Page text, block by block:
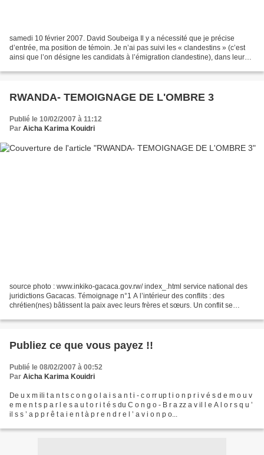
samedi 10 février 2007. David Soubeiga Il y a nécessité que je précise
d’entrée, ma position de témoin. Je n’ai pas suivi les « clandestins » (c’est
ainsi que l’on désigne les candidats à l’émigration clandestine), dans leur
RWANDA- TEMOIGNAGE DE L'OMBRE 3
Publié le 10/02/2007 à 11:12
Par Aicha Karima Kouidri
source photo : www.inkiko-gacaca.gov.rw/ index_.html service national des
juridictions Gacacas. Témoignage n°1 A l’intérieur des conflits : des
chrétien(nes) bâtissent la paix avec leurs frères et sœurs. Un conflit se
Publiez ce que vous payez !!
Publié le 08/02/2007 à 00:52
Par Aicha Karima Kouidri
De u x m ili t a n t s c o n g o l a i s a n t i - c o rr up t i o n p r i v é s d e m o u v
e m e n t s p a r l e s a u t o r i t é s du C o n g o - B r a zz a v il l e A l o r s q u ’
il s s ’ a p p r ê t a i e n t à p r e n d r e l ’ a v i o n p o...